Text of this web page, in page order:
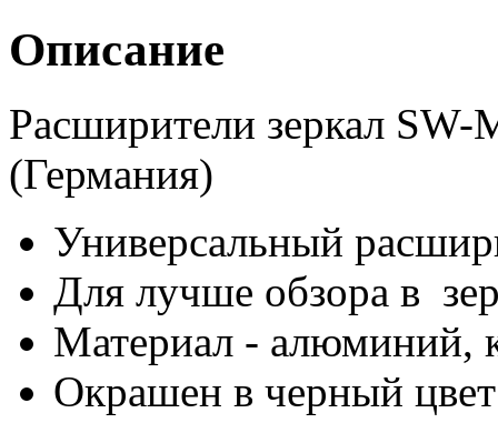
Описание
Расширители зеркал
(Германия)
Универсальный
Для лучше обзора в
Материал - алюминий,
Окрашен в черный цвет